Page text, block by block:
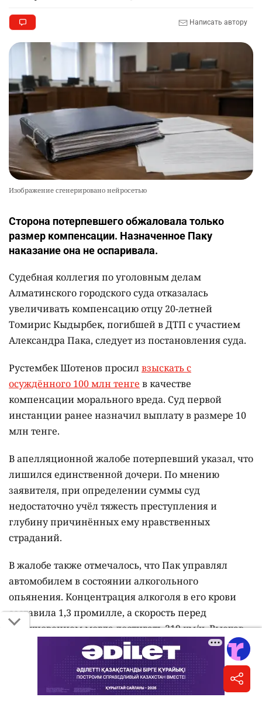
Написать автору
Изображение сгенерировано нейросетью
Сторона потерпевшего обжаловала только
размер компенсации. Назначенное Паку
наказание она не оспаривала.
Судебная коллегия по уголовным делам
Алматинского городского суда отказалась
увеличивать компенсацию отцу 20-летней
Томирис Кыдырбек, погибшей в ДТП с участием
Александра Пака, следует из постановления суда.
Рустембек Шотенов просилвзыскать с
осуждённого 100 млн тенге в качестве
компенсации морального вреда. Суд первой
инстанции ранее назначил выплату в размере 10
млн тенге.
В апелляционной жалобе потерпевший указал, что
лишился единственной дочери. По мнению
заявителя, при определении суммы суд
недостаточно учёл тяжесть преступления и
глубину причинённых ему нравственных
страданий.
В жалобе также отмечалось, что Пак управлял
автомобилем в состоянии алкогольного
опьянения. Концентрация алкоголя в его крови
составила 1,3 промилле, а скорость перед
столкновением могла достигать 219 км/ч. Выехав
на встречную полосу, водитель совершил
столкновение, в результате которого погибли три